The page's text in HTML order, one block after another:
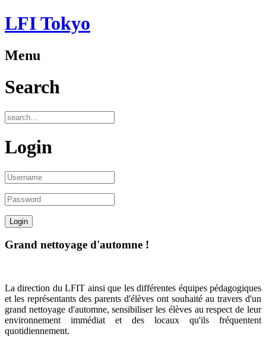
LFI Tokyo
Menu
Search
Login
Grand nettoyage d'automne !
La direction du LFIT ainsi que les différentes équipes pédagogiques
et les représentants des parents d'élèves ont souhaité au travers d'un
grand nettoyage d'automne, sensibiliser les élèves au respect de leur
environnement immédiat et des locaux qu'ils fréquentent
quotidiennement.